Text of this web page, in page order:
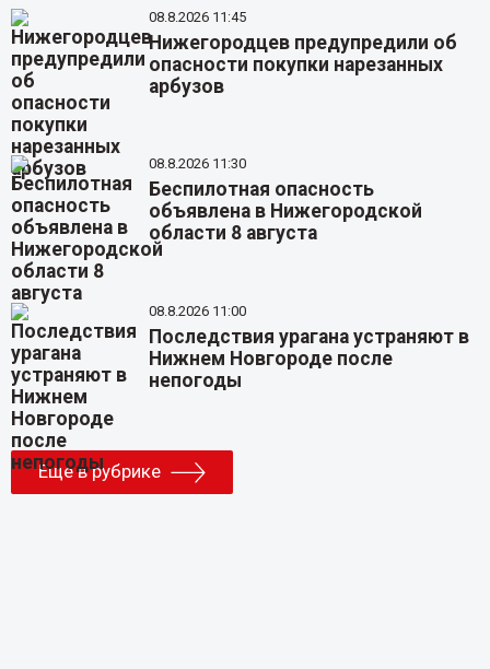
08.8.2026 11:45
Нижегородцев предупредили об
опасности покупки нарезанных
арбузов
08.8.2026 11:30
Беспилотная опасность
объявлена в Нижегородской
области 8 августа
08.8.2026 11:00
Последствия урагана устраняют в
Нижнем Новгороде после
непогоды
Еще в рубрике